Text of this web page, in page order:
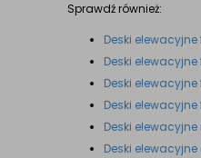
Sprawdź również:
Deski
Deski
Deski
Deski
Deski
Deski